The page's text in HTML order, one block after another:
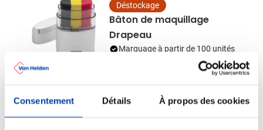
Consentement Détails À propos des cookies
à partir de 1,49 Prix spécial
0,47
Déstockage
Bâton de maquillage
Drapeau
Marquage à partir de 100 unités
14 août